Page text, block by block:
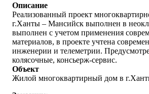
Описание
Реализованный проект
г.Ханты – Мансийск выполнен в
выполнен с учетом применения
материалов, в проекте учтена
инженерии и телеметрии.
колясочные, консьерж-сервис.
Объект
Жилой многоквартирный дом в